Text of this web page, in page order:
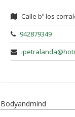
Calle bº los
942879349
Bodyandmind